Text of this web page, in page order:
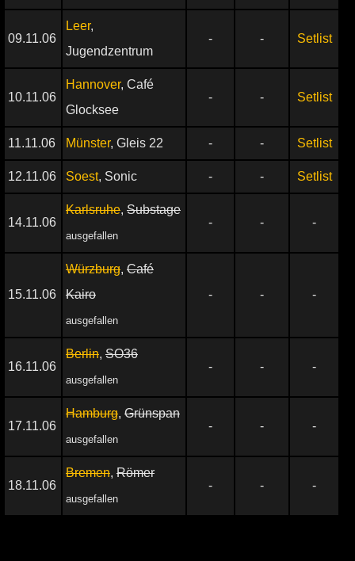
09.11.06
Leer,
Jugendzentrum
- - Setlist
10.11.06
Hannover, Café
Glocksee
- - Setlist
11.11.06 Münster, Gleis 22 - - Setlist
12.11.06 Soest, Sonic - - Setlist
14.11.06
Karlsruhe, Substage
ausgefallen
- - -
15.11.06
Würzburg, Café
Kairo
ausgefallen
- - -
16.11.06
Berlin, SO36
ausgefallen
- - -
17.11.06
Hamburg, Grünspan
ausgefallen
- - -
18.11.06
Bremen, Römer
ausgefallen
- - -